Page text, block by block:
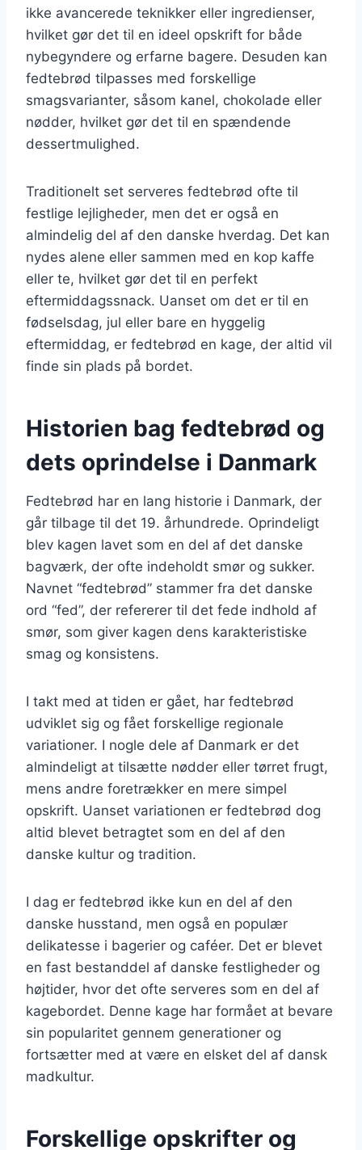
ikke avancerede teknikker eller ingredienser,
hvilket gør det til en ideel opskrift for både
nybegyndere og erfarne bagere. Desuden kan
fedtebrød tilpasses med forskellige
smagsvarianter, såsom kanel, chokolade eller
nødder, hvilket gør det til en spændende
dessertmulighed.
Traditionelt set serveres fedtebrød ofte til
festlige lejligheder, men det er også en
almindelig del af den danske hverdag. Det kan
nydes alene eller sammen med en kop kaffe
eller te, hvilket gør det til en perfekt
eftermiddagssnack. Uanset om det er til en
fødselsdag, jul eller bare en hyggelig
eftermiddag, er fedtebrød en kage, der altid vil
finde sin plads på bordet.
Historien bag fedtebrød og
dets oprindelse i Danmark
Fedtebrød har en lang historie i Danmark, der
går tilbage til det 19. århundrede. Oprindeligt
blev kagen lavet som en del af det danske
bagværk, der ofte indeholdt smør og sukker.
Navnet “fedtebrød” stammer fra det danske
ord “fed”, der refererer til det fede indhold af
smør, som giver kagen dens karakteristiske
smag og konsistens.
I takt med at tiden er gået, har fedtebrød
udviklet sig og fået forskellige regionale
variationer. I nogle dele af Danmark er det
almindeligt at tilsætte nødder eller tørret frugt,
mens andre foretrækker en mere simpel
opskrift. Uanset variationen er fedtebrød dog
altid blevet betragtet som en del af den
danske kultur og tradition.
I dag er fedtebrød ikke kun en del af den
danske husstand, men også en populær
delikatesse i bagerier og caféer. Det er blevet
en fast bestanddel af danske festligheder og
højtider, hvor det ofte serveres som en del af
kagebordet. Denne kage har formået at bevare
sin popularitet gennem generationer og
fortsætter med at være en elsket del af dansk
madkultur.
Forskellige opskrifter og